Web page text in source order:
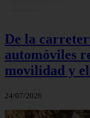
De la
automóviles
movilidad y
24/07/2026